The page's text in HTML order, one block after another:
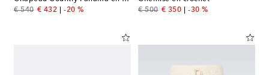
€ 540
original price
€ 432
discount price
-20 %
€ 500
original price
€ 350
discount price
-30 %